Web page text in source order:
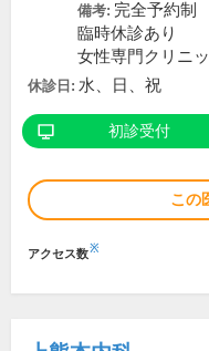
備考: 完全予約制
臨時休診あり
女性専門クリニ
休診日: 水、日、祝
初診受付
この
アクセス数※